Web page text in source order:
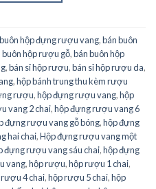
hộp đựng rượu vang,bán buôn
buôn hộp rượu gỗ,bán buôn hộp
,bán sỉ hộp rượu,bán sỉ hộp rượu da,
,hộp bánh trung thu kèm rượu
rượu,hộp đựng rượu vang,hộp
vang 2 chai,hộp đựng rượu vang 6
đựng rượu vang gỗ bóng,hộp đựng
hai chai,Hộp đựng rượu vang một
đựng rượu vang sáu chai,hộp đựng
vang,hộp rượu,hộp rượu 1 chai,
4 chai,hộp rượu 5 chai,hộp